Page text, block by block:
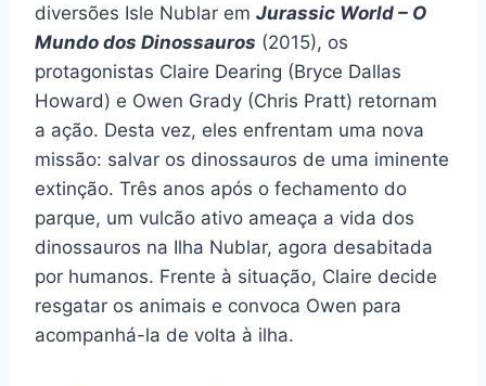
diversões Isle Nublar em Jurassic World – O
Mundo dos Dinossauros (2015), os
protagonistas Claire Dearing (Bryce Dallas
Howard) e Owen Grady (Chris Pratt) retornam
a ação. Desta vez, eles enfrentam uma nova
missão: salvar os dinossauros de uma iminente
extinção. Três anos após o fechamento do
parque, um vulcão ativo ameaça a vida dos
dinossauros na Ilha Nublar, agora desabitada
por humanos. Frente à situação, Claire decide
resgatar os animais e convoca Owen para
acompanhá-la de volta à ilha.